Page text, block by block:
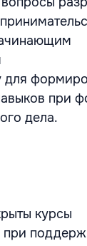
для
при
дела.
курсы
при